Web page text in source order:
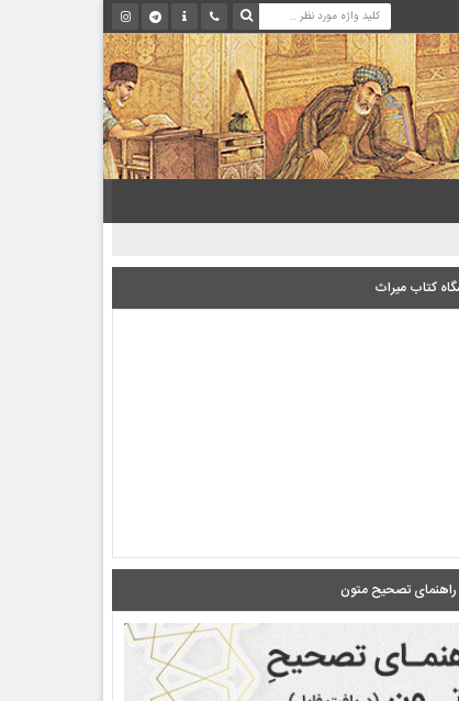
کتاب میراث
راهنمای تصحیح متون